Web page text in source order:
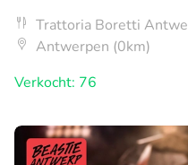
Trattoria Boretti
Antwerpen (0km)
Verkocht: 76